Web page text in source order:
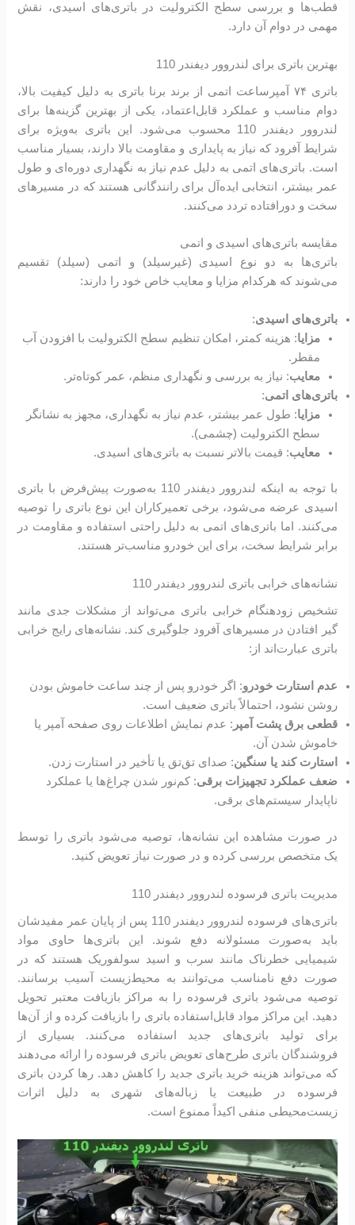
قطب‌ها و بررسی سطح الکترولیت در باتری‌های اسیدی، نقش
مهمی در دوام آن دارد.
بهترین باتری برای لندروور دیفندر 110
باتری ۷۴ آمپرساعت اتمی از برند برنا باتری به دلیل کیفیت بالا،
دوام مناسب و عملکرد قابل‌اعتماد، یکی از بهترین گزینه‌ها برای
لندروور دیفندر 110 محسوب می‌شود. این باتری به‌ویژه برای
شرایط آفرود که نیاز به پایداری و مقاومت بالا دارند، بسیار مناسب
است. باتری‌های اتمی به دلیل عدم نیاز به نگهداری دوره‌ای و طول
عمر بیشتر، انتخابی ایده‌آل برای رانندگانی هستند که در مسیرهای
سخت و دورافتاده تردد می‌کنند.
مقایسه باتری‌های اسیدی و اتمی
باتری‌ها به دو نوع اسیدی (غیرسیلد) و اتمی (سیلد) تقسیم
می‌شوند که هرکدام مزایا و معایب خاص خود را دارند:
باتری‌های اسیدی:
مزایا: هزینه کمتر، امکان تنظیم سطح الکترولیت با افزودن آب
مقطر.
معایب: نیاز به بررسی و نگهداری منظم، عمر کوتاه‌تر.
باتری‌های اتمی:
مزایا: طول عمر بیشتر، عدم نیاز به نگهداری، مجهز به نشانگر
سطح الکترولیت (چشمی).
معایب: قیمت بالاتر نسبت به باتری‌های اسیدی.
با توجه به اینکه لندروور دیفندر 110 به‌صورت پیش‌فرض با باتری
اسیدی عرضه می‌شود، برخی تعمیرکاران این نوع باتری را توصیه
می‌کنند. اما باتری‌های اتمی به دلیل راحتی استفاده و مقاومت در
برابر شرایط سخت، برای این خودرو مناسب‌تر هستند.
نشانه‌های خرابی باتری لندروور دیفندر 110
تشخیص زودهنگام خرابی باتری می‌تواند از مشکلات جدی مانند
گیر افتادن در مسیرهای آفرود جلوگیری کند. نشانه‌های رایج خرابی
باتری عبارت‌اند از:
عدم استارت خودرو: اگر خودرو پس از چند ساعت خاموش بودن
روشن نشود، احتمالاً باتری ضعیف است.
قطعی برق پشت آمپر : عدم نمایش اطلاعات روی صفحه آمپر یا
خاموش شدن آن.
استارت کند یا سنگین: صدای تق‌تق یا تأخیر در استارت زدن.
ضعف عملکرد تجهیزات برقی: کم‌نور شدن چراغ‌ها یا عملکرد
ناپایدار سیستم‌های برقی.
در صورت مشاهده این نشانه‌ها، توصیه می‌شود باتری را توسط
یک متخصص بررسی کرده و در صورت نیاز تعویض کنید.
مدیریت باتری فرسوده لندروور دیفندر 110
باتری‌های فرسوده لندروور دیفندر 110 پس از پایان عمر مفیدشان
باید به‌صورت مسئولانه دفع شوند. این باتری‌ها حاوی مواد
شیمیایی خطرناک مانند سرب و اسید سولفوریک هستند که در
صورت دفع نامناسب می‌توانند به محیط‌زیست آسیب برسانند.
توصیه می‌شود باتری فرسوده را به مراکز بازیافت معتبر تحویل
دهید. این مراکز مواد قابل‌استفاده باتری را بازیافت کرده و از آن‌ها
برای تولید باتری‌های جدید استفاده می‌کنند. بسیاری از
فروشندگان باتری طرح‌های تعویض باتری فرسوده را ارائه می‌دهند
که می‌تواند هزینه خرید باتری جدید را کاهش دهد. رها کردن باتری
فرسوده در طبیعت یا زباله‌های شهری به دلیل اثرات
زیست‌محیطی منفی اکیداً ممنوع است.